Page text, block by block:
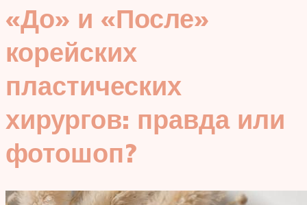
«До» и «После»
корейских
пластических
хирургов: правда или
фотошоп?